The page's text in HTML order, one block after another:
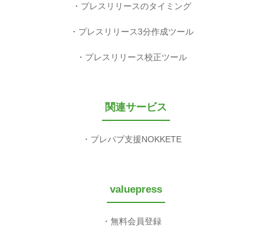
プレスリリースのタイミング
プレスリリース3分作成ツール
プレスリリース校正ツール
関連サービス
プレパブ支援NOKKETE
valuepress
無料会員登録